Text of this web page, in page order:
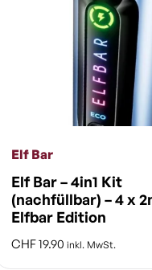
Elf Bar
Elf Bar – 4in1 Kit
(nachfüllbar) – 4 x
Elfbar Edition
CHF19.90 inkl. MwSt.